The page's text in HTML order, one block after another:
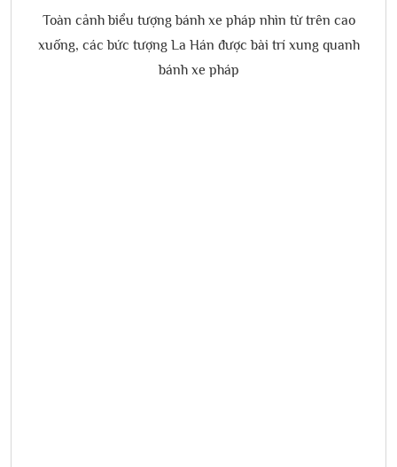
Toàn cảnh biểu tượng bánh xe pháp nhìn từ trên cao
xuống, các bức tượng La Hán được bài trí xung quanh
bánh xe pháp